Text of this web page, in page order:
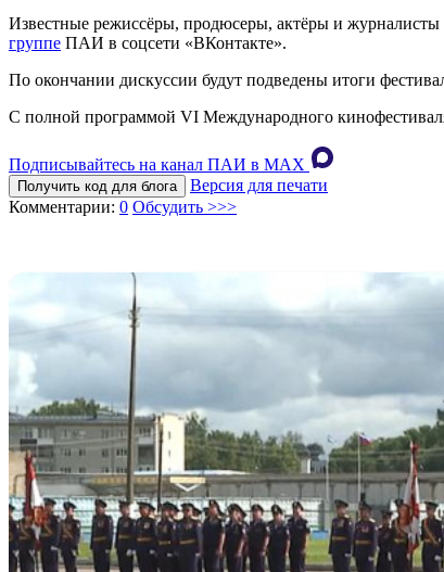
Известные режиссёры, продюсеры, актёры и журналисты
группе ПАИ в соцсети «ВКонтакте».
По окончании дискуссии будут подведены итоги
С полной программой VI Международного
Подписывайтесь на канал ПАИ в MAХ
Получить код для блога
Версия для печати
Комментарии: 0 Обсудить >>>